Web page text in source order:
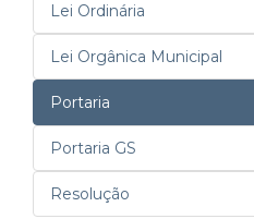
Lei Ordinária
Lei Orgânica Municipal
Portaria
Portaria GS
Resolução